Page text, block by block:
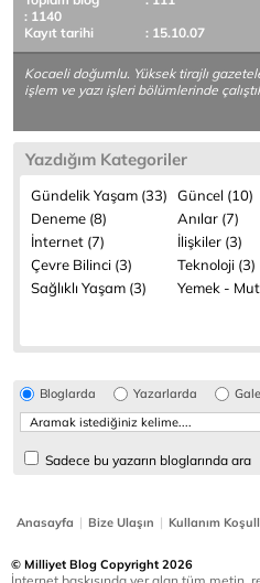
: 1140
Kayıt tarihi
: 15.10.07
Kocaeli doğumlu. Yüksek tirajlı
işlem ve yazı işleri bölümlerinde
Yazdığım Kategoriler
Gündelik Yaşam (33)
Güncel (10)
Deneme (8)
Anılar (7)
İnternet (7)
İlişkiler (3)
Çevre Bilinci (3)
Teknoloji (3)
Sağlıklı Yaşam (3)
Yemek -
Bloglarda Yazarlarda
Sadece bu yazarın bloglarında ara
Anasayfa | Bize Ulaşın | Kullanım
© Milliyet Blog Copyright 2026